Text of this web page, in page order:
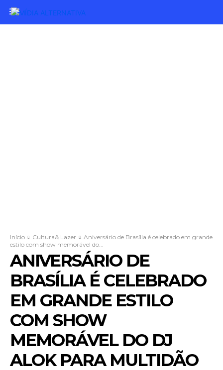
Início Cultura& Lazer
Aniversário de Brasília é celebrado em grande
estilo com show memorável do...
ANIVERSÁRIO DE
BRASÍLIA É CELEBRADO
EM GRANDE ESTILO
COM SHOW
MEMORÁVEL DO DJ
ALOK PARA MULTIDÃO